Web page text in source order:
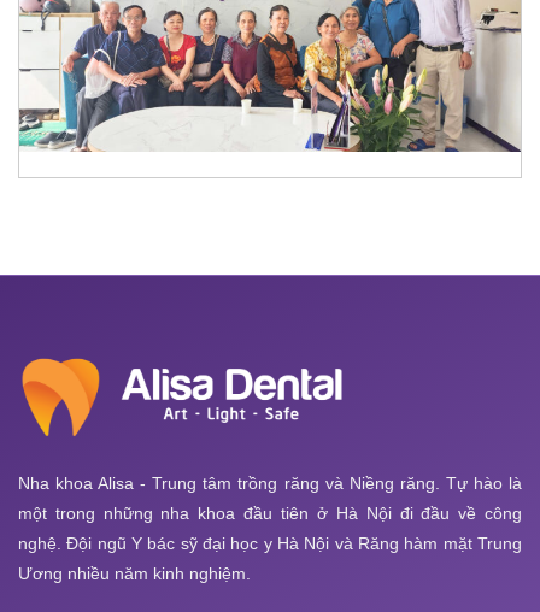
Nha khoa Alisa - Trung tâm trồng răng và Niềng răng. Tự hào là
một trong những nha khoa đầu tiên ở Hà Nội đi đầu về công
nghệ. Đội ngũ Y bác sỹ đại học y Hà Nội và Răng hàm mặt Trung
Ương nhiều năm kinh nghiệm.